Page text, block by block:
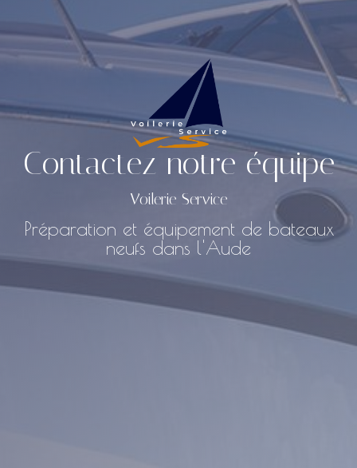
Contactez notre équipe
Voilerie Service
Préparation et équipement de bateaux
neufs dans l'Aude